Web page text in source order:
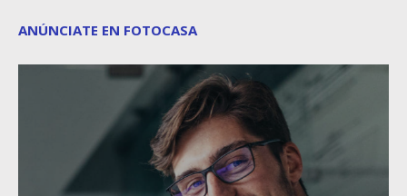
ANÚNCIATE EN FOTOCASA